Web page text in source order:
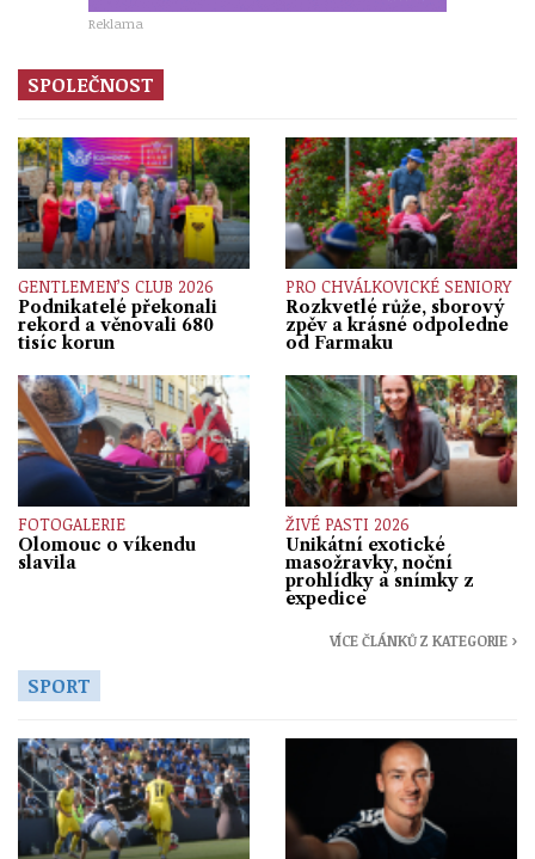
Reklama
SPOLEČNOST
GENTLEMEN’S CLUB 2026
Podnikatelé překonali
rekord a věnovali 680
tisíc korun
PRO CHVÁLKOVICKÉ SENIORY
Rozkvetlé růže, sborový
zpěv a krásné odpoledne
od Farmaku
FOTOGALERIE
Olomouc o víkendu
slavila
ŽIVÉ PASTI 2026
Unikátní exotické
masožravky, noční
prohlídky a snímky z
expedice
VÍCE ČLÁNKŮ Z KATEGORIE ›
SPORT